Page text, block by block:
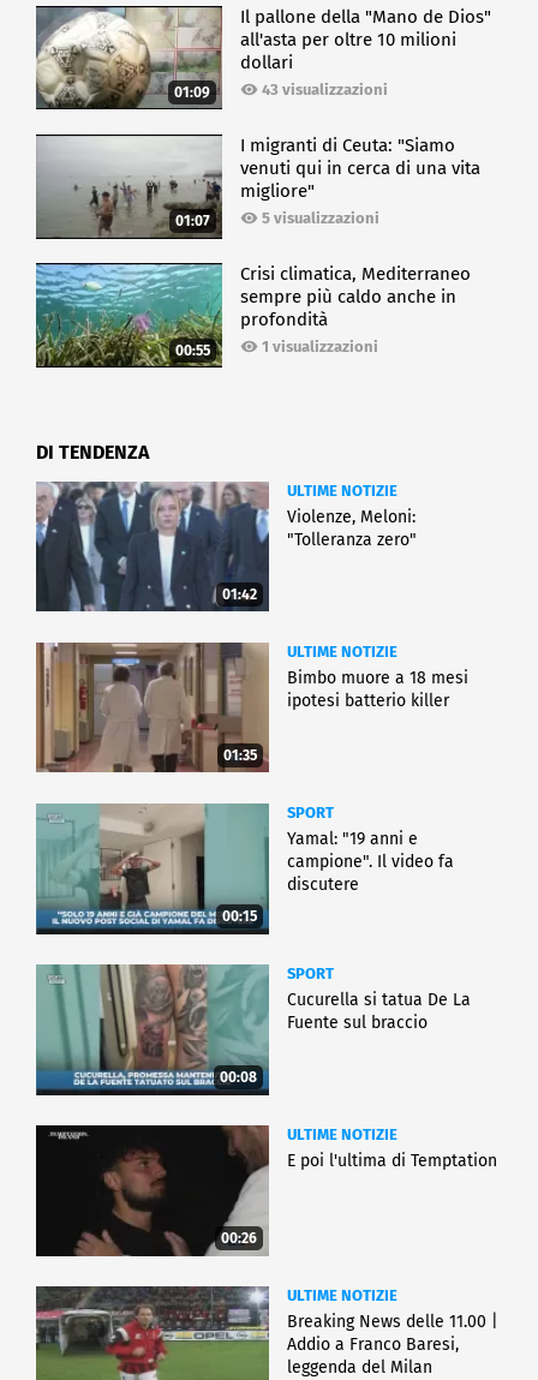
01:09
Il pallone della "Mano de Dios"
all'asta per oltre 10 milioni
dollari
43 visualizzazioni
01:07
I migranti di Ceuta: "Siamo
venuti qui in cerca di una vita
migliore"
5 visualizzazioni
00:55
Crisi climatica, Mediterraneo
sempre più caldo anche in
profondità
1 visualizzazioni
DI TENDENZA
01:42
ULTIME NOTIZIE
Violenze, Meloni:
"Tolleranza zero"
01:35
ULTIME NOTIZIE
Bimbo muore a 18 mesi
ipotesi batterio killer
00:15
SPORT
Yamal: "19 anni e
campione". Il video fa
discutere
00:08
SPORT
Cucurella si tatua De La
Fuente sul braccio
00:26
ULTIME NOTIZIE
E poi l'ultima di Temptation
ULTIME NOTIZIE
Breaking News delle 11.00 |
Addio a Franco Baresi,
leggenda del Milan